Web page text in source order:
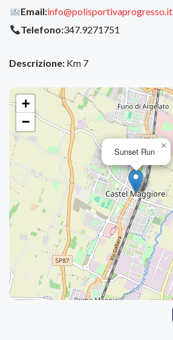
Email:info@polisportivaprogresso.it
Telefono:347.9271751
Descrizione: Km 7
Sunset Run
×
+
−